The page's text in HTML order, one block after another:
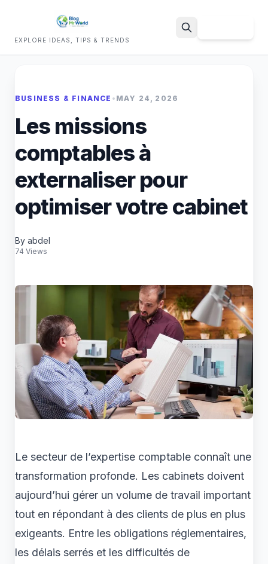
EXPLORE IDEAS, TIPS & TRENDS
BUSINESS & FINANCE • MAY 24, 2026
Les missions
comptables à
externaliser pour
optimiser votre cabinet
By abdel
74 Views
Le secteur de l’expertise comptable connaît une
transformation profonde. Les cabinets doivent
aujourd’hui gérer un volume de travail important
tout en répondant à des clients de plus en plus
exigeants. Entre les obligations réglementaires,
les délais serrés et les difficultés de